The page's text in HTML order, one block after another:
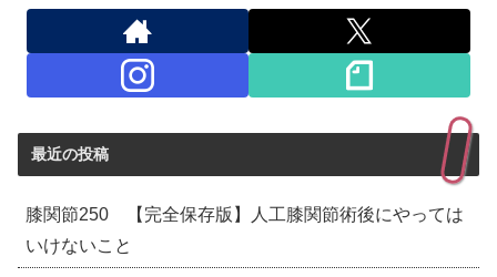
最近の投稿
膝関節250 【完全保存版】人工膝関節術後にやっては
いけないこと